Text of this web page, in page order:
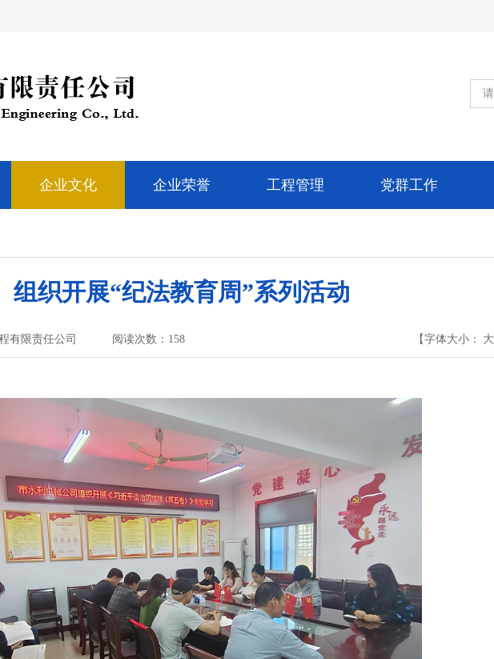
企业文化 企业荣誉 工程管理 党群工作
组织开展“纪法教育周”系列活动
有限责任公司 阅读次数： 158 【字体大小： 大